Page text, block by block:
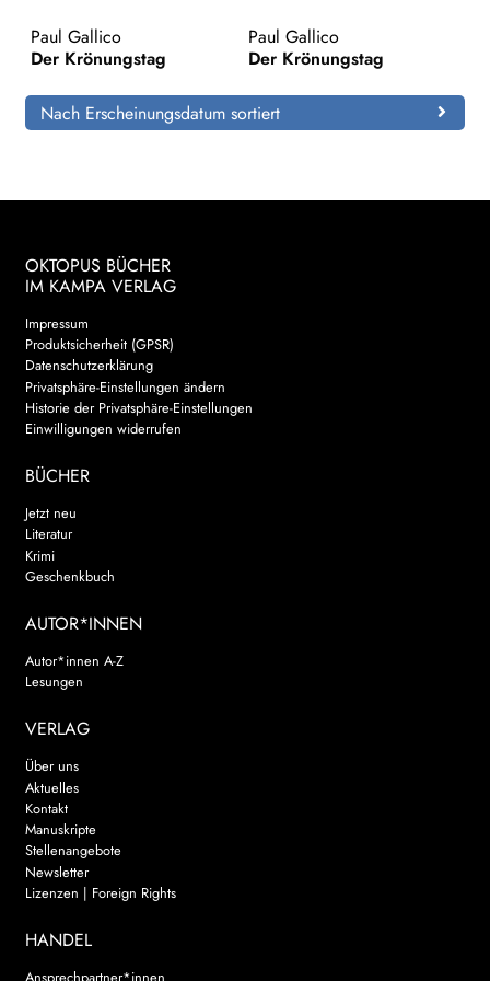
Paul Gallico
Der Krönungstag
Paul Gallico
Der Krönungstag
Nach Erscheinungsdatum sortiert
OKTOPUS BÜCHER
IM KAMPA VERLAG
Impressum
Produktsicherheit (GPSR)
Datenschutzerklärung
Privatsphäre-Einstellungen ändern
Historie der Privatsphäre-Einstellungen
Einwilligungen widerrufen
BÜCHER
Jetzt neu
Literatur
Krimi
Geschenkbuch
AUTOR*INNEN
Autor*innen A-Z
Lesungen
VERLAG
Über uns
Aktuelles
Kontakt
Manuskripte
Stellenangebote
Newsletter
Lizenzen | Foreign Rights
HANDEL